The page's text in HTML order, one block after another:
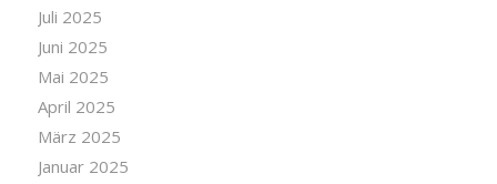
Juli 2025
Juni 2025
Mai 2025
April 2025
März 2025
Januar 2025